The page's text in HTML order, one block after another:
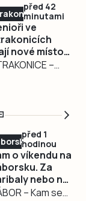
před 42
minutami
ve
nové místo
setkávání.
–
se
posunulo dál.
pro
prošel
který nyní
před 1
hodinou
o víkendu na
Za
nebo na
– Kam se